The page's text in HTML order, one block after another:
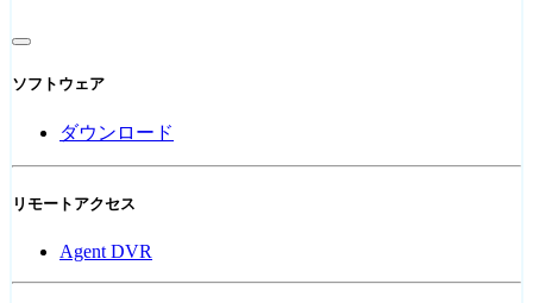
ソフトウェア
ダウンロード
リモートアクセス
Agent DVR